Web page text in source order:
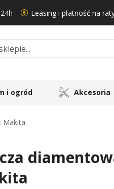
Leasing i płatność na
i ogród Akcesoria
Makita